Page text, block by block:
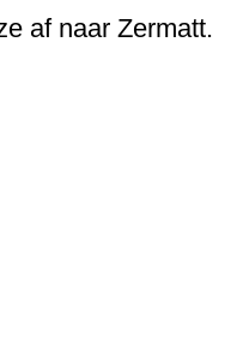
af naar Zermatt.